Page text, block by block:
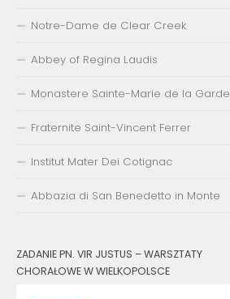
Notre-Dame de Clear Creek
Abbey of Regina Laudis
Monastere Sainte-Marie de la Garde
Fraternite Saint-Vincent Ferrer
Institut Mater Dei Cotignac
Abbazia di San Benedetto in Monte
ZADANIE PN. VIR JUSTUS – WARSZTATY
CHORAŁOWE W WIELKOPOLSCE